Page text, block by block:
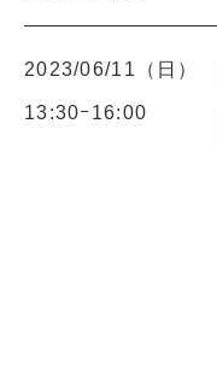
2023/06/11（日）
13:30ｰ16:00